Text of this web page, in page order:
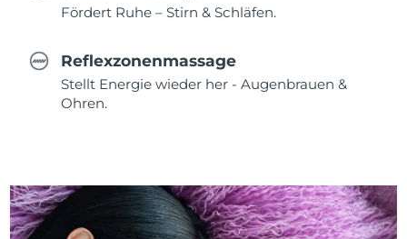
Fördert Ruhe – Stirn & Schläfen.
Reflexzonenmassage
Stellt Energie wieder her - Augenbrauen &
Ohren.